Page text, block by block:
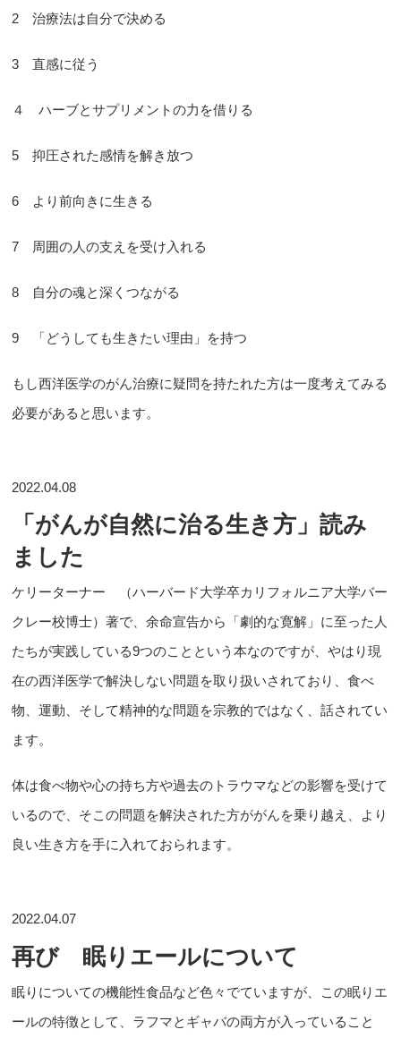
2 治療法は自分で決める
3 直感に従う
４ ハーブとサプリメントの力を借りる
5 抑圧された感情を解き放つ
6 より前向きに生きる
7 周囲の人の支えを受け入れる
8 自分の魂と深くつながる
9 「どうしても生きたい理由」を持つ
もし西洋医学のがん治療に疑問を持たれた方は一度考えてみる
必要があると思います。
2022.04.08
「がんが自然に治る生き方」読み
ました
ケリーターナー （ハーバード大学卒カリフォルニア大学バー
クレー校博士）著で、余命宣告から「劇的な寛解」に至った人
たちが実践している9つのことという本なのですが、やはり現
在の西洋医学で解決しない問題を取り扱いされており、食べ
物、運動、そして精神的な問題を宗教的ではなく、話されてい
ます。
体は食べ物や心の持ち方や過去のトラウマなどの影響を受けて
いるので、そこの問題を解決された方ががんを乗り越え、より
良い生き方を手に入れておられます。
2022.04.07
再び 眠りエールについて
眠りについての機能性食品など色々でていますが、この眠りエ
ールの特徴として、ラフマとギャバの両方が入っていること